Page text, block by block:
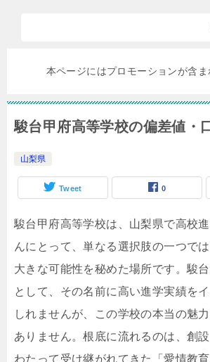
本ページにはプロモーションが含ま
駿台甲府高等学校の偏差値・
山梨県
Tweet 0
駿台甲府高等学校は、山梨県で高校
んにとって、単なる選択肢の一つで
大きな可能性を秘めた場所です。駿
として、その名前に高い進学実績を
しれませんが、この学校の本当の魅
ありません。根底に流れるのは、創
わたって受け継がれてきた「愛情教育